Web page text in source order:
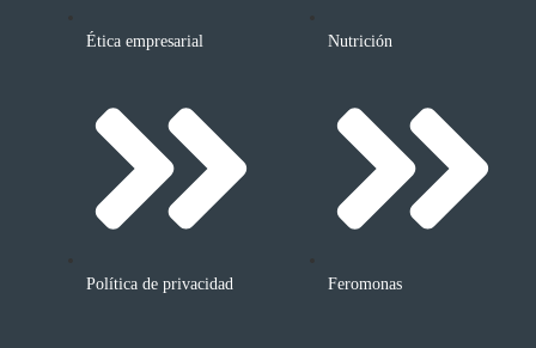
Ética empresarial
Política de privacidad
Nutrición
Feromonas